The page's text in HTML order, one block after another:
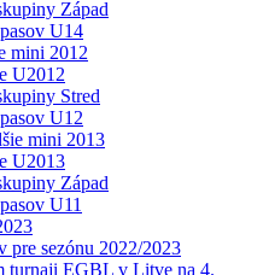
Západ
U14
mini 2012
U2012
Stred
U12
mini 2013
U2013
Západ
U11
pre sezónu 2022/2023
turnaji EGBL v Litve na 4.